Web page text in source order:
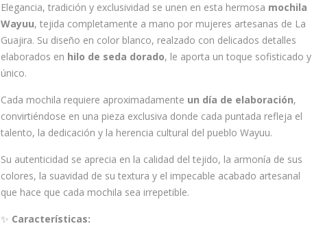
Elegancia, tradición y exclusividad se unen en esta hermosa mochila
Wayuu, tejida completamente a mano por mujeres artesanas de La
Guajira. Su diseño en color blanco, realzado con delicados detalles
elaborados en hilo de seda dorado, le aporta un toque sofisticado y
único.
Cada mochila requiere aproximadamente un día de elaboración,
convirtiéndose en una pieza exclusiva donde cada puntada refleja el
talento, la dedicación y la herencia cultural del pueblo Wayuu.
Su autenticidad se aprecia en la calidad del tejido, la armonía de sus
colores, la suavidad de su textura y el impecable acabado artesanal
que hace que cada mochila sea irrepetible.
✨ Características: